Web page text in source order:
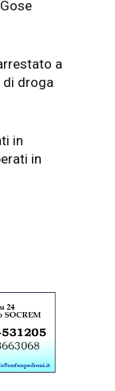
a
di droga
in
in